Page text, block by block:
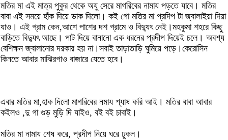
মতির মা এই মাত্র পুকুর থেকে অযু সেরে মাগরিবের নামায পড়তে যাবে। মতির
বাবা এই সময়ে হাঁক দিয়ে ডাক দিলো। কই গো মতির মা প্রদিপ টা জ্বালাইয়া দিয়া
যাও। এই গ্রাম কেন,আশে পাশের দশ গ্রামে ও বিদ্যুৎ নেই।মহকুমা শহরে কিছু
বাড়িতে বিদ্যুৎ আছে। পাট দিয়ে বানানো এক ধরনের প্রদীপ দিয়েই চলে। অবশ্য
বেশিক্ষন জ্বালানোর দরকার হয় না।সবাই তাড়াতাড়ি ঘুমিয়ে পড়ে।কেরোসিন
কিনতে আবার মাঝিরগাও বাজারে যেতে হবে।
এবার মতির মা,হাক দিলো মাগরিবের নমায শ্যাষ করি আই। মতির বাবা আবার
কইলও ,দু গা গুড় মুড়ি দি যাইও, বই বই চাবাই।
মতির মা নামায শেষ করে, প্রদীপ নিয়ে ঘরে ঢুকল।